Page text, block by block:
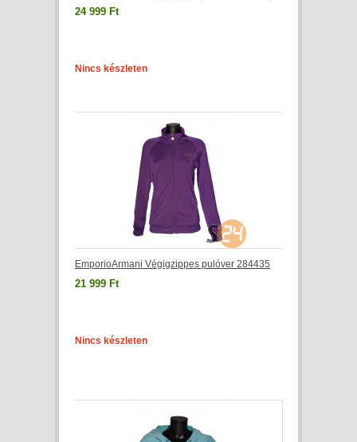
24 999 Ft
Nincs készleten
EmporioArmani Végigzippes pulóver 284435
21 999 Ft
Nincs készleten